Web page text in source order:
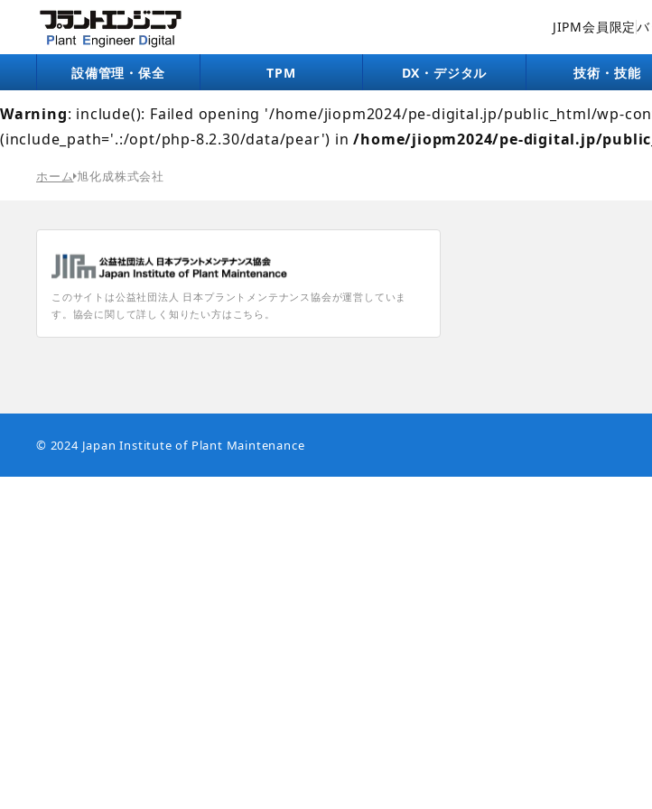
JIPM会員限定
設備管理・保全 TPM DX・デジタル 技術・技能
Warning: include(/home/jiopm2024/pe-digital.jp/public_html/wp-content/themes/
/home/jiopm2024/pe-digital.jp/public_html/wp-content/themes/nihon/single.php
Warning: include(): Failed opening '/home/jiopm2024/pe-digital.jp/public_html/wp-
(include_path='.:/opt/php-8.2.30/data/pear') in/home/jiopm2024/pe-digital.jp/
ホーム 旭化成株式会社
このサイトは公益社団法人 日本プラントメンテナンス協会が運営していま
す。協会に関して詳しく知りたい方はこちら。
© 2024 Japan Institute of Plant Maintenance